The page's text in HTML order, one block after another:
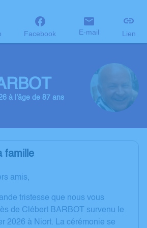
Facebook E-mail Lien
à l'âge de 87 ans
famille
amis,
tristesse que nous vous
de Clébert BARBOT survenu le
2026 à Niort. La cérémonie se